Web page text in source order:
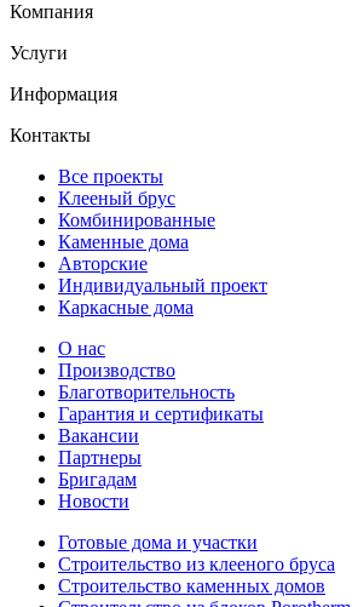
Компания
Услуги
Информация
Контакты
Все проекты
Клееный брус
Комбинированные
Каменные дома
Авторские
Индивидуальный проект
Каркасные дома
О нас
Производство
Благотворительность
Гарантия и сертификаты
Вакансии
Партнеры
Бригадам
Новости
Готовые дома и участки
Строительство из клееного бруса
Строительство каменных домов